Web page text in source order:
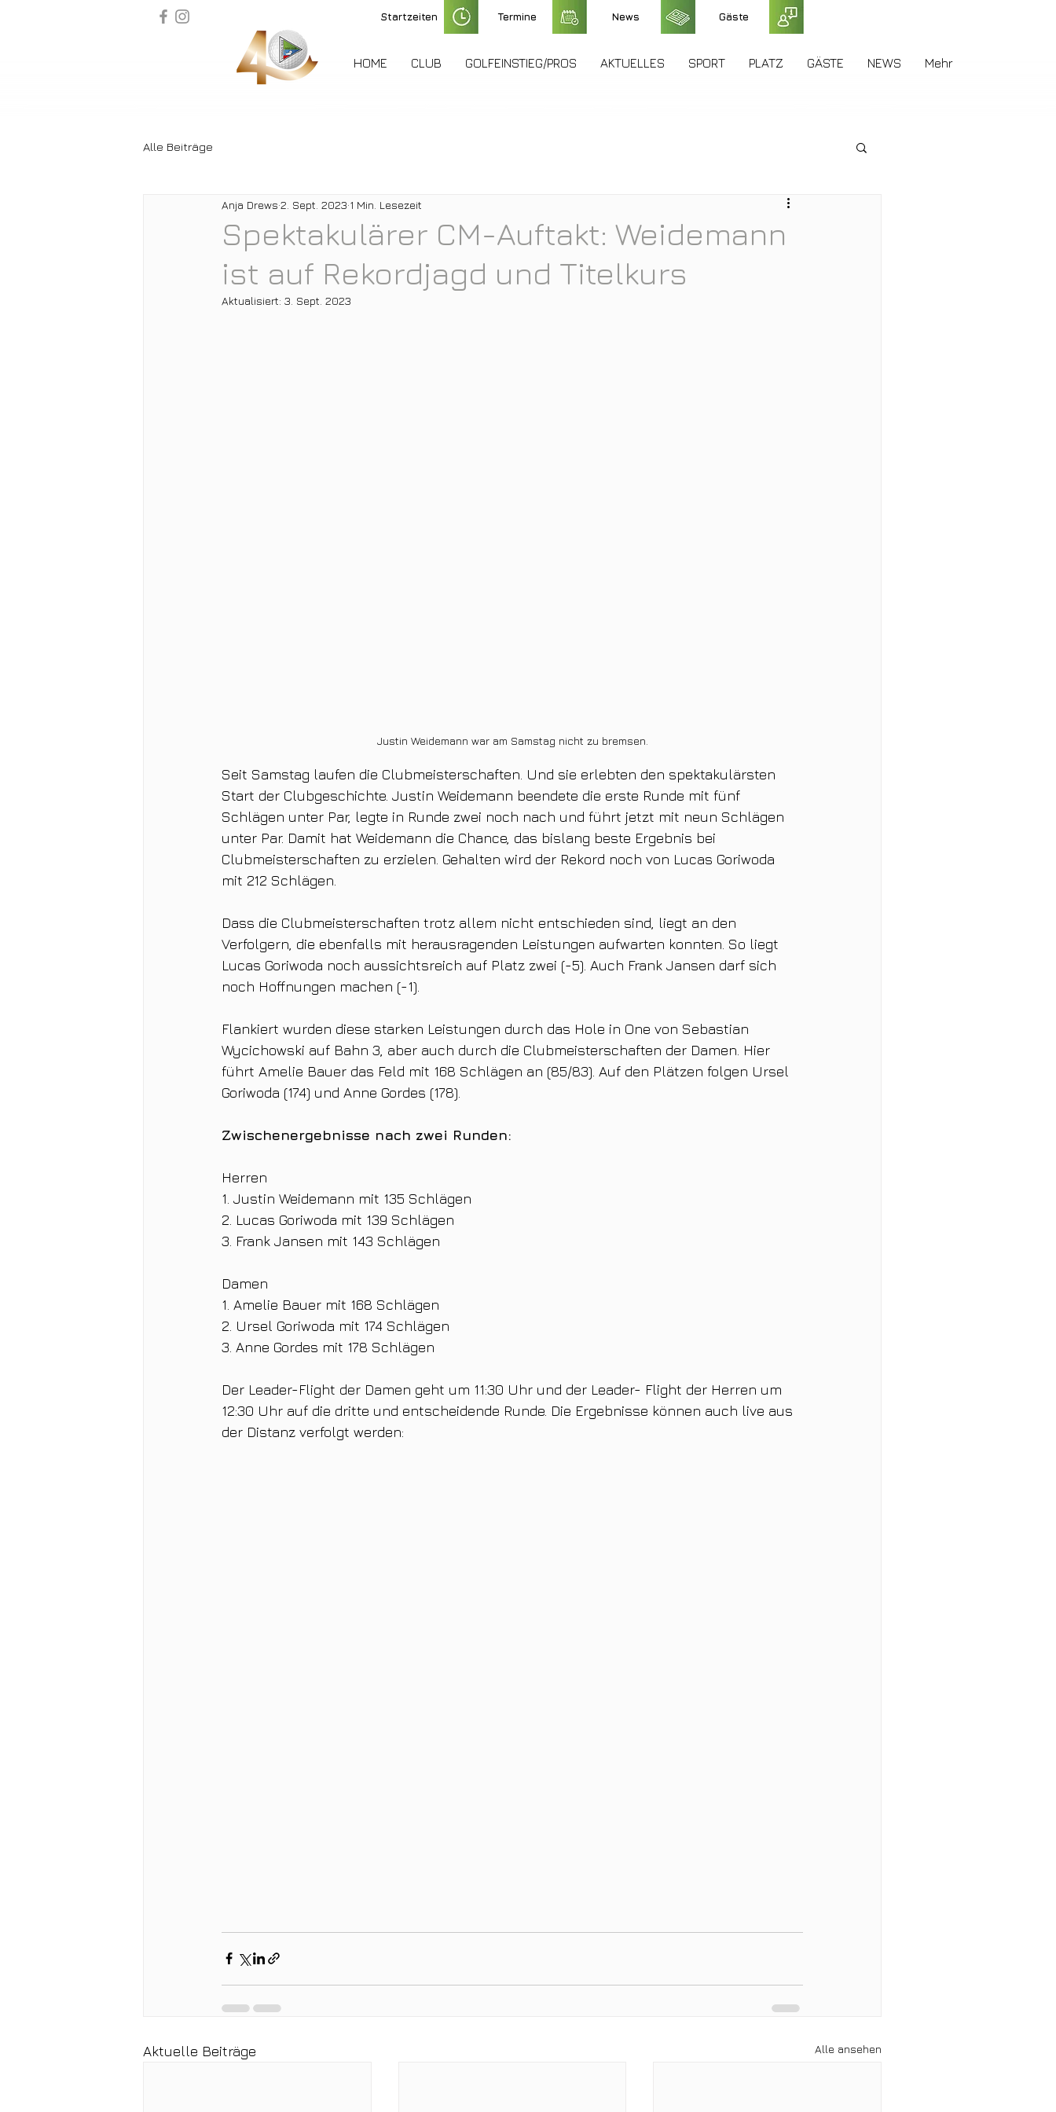
Startzeiten Termine News Gäste
HOME CLUB GOLFEINSTIEG/PROS AKTUELLES SPORT PLATZ GÄSTE NEWS Mehr
Alle Beiträge
Spektakulärer CM-Auftakt: Weidemann
ist auf Rekordjagd und Titelkurs
Anja Drews 2. Sept. 2023 1 Min. Lesezeit
Aktualisiert: 3. Sept. 2023
Justin Weidemann war am Samstag nicht zu bremsen.
Seit Samstag laufen die Clubmeisterschaften. Und sie erlebten den spektakulärsten
Start der Clubgeschichte. Justin Weidemann beendete die erste Runde mit fünf
Schlägen unter Par, legte in Runde zwei noch nach und führt jetzt mit neun Schlägen
unter Par. Damit hat Weidemann die Chance, das bislang beste Ergebnis bei
Clubmeisterschaften zu erzielen. Gehalten wird der Rekord noch von Lucas Goriwoda
mit 212 Schlägen.
Dass die Clubmeisterschaften trotz allem nicht entschieden sind, liegt an den
Verfolgern, die ebenfalls mit herausragenden Leistungen aufwarten konnten. So liegt
Lucas Goriwoda noch aussichtsreich auf Platz zwei (-5). Auch Frank Jansen darf sich
noch Hoffnungen machen (-1).
Flankiert wurden diese starken Leistungen durch das Hole in One von Sebastian
Wycichowski auf Bahn 3, aber auch durch die Clubmeisterschaften der Damen. Hier
führt Amelie Bauer das Feld mit 168 Schlägen an (85/83). Auf den Plätzen folgen Ursel
Goriwoda (174) und Anne Gordes (178).
Zwischenergebnisse nach zwei Runden:
Herren
1. Justin Weidemann mit 135 Schlägen
2. Lucas Goriwoda mit 139 Schlägen
3. Frank Jansen mit 143 Schlägen
Damen
1. Amelie Bauer mit 168 Schlägen
2. Ursel Goriwoda mit 174 Schlägen
3. Anne Gordes mit 178 Schlägen
Der Leader-Flight der Damen geht um 11:30 Uhr und der Leader- Flight der Herren um
12:30 Uhr auf die dritte und entscheidende Runde. Die Ergebnisse können auch live aus
der Distanz verfolgt werden:
Aktuelle Beiträge Alle ansehen